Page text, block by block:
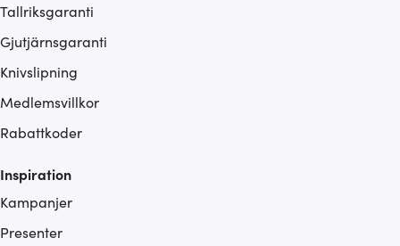
Tallriksgaranti
Gjutjärnsgaranti
Knivslipning
Medlemsvillkor
Rabattkoder
Inspiration
Kampanjer
Presenter